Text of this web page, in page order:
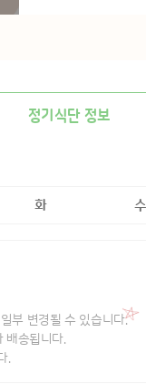
정기식단 정보
화 수
부 변경될 수 있습니다.
배송됩니다.
.